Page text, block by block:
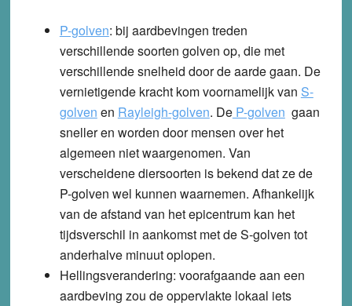
P-golven: bij aardbevingen treden
verschillende soorten golven op, die met
verschillende snelheid door de aarde gaan. De
vernietigende kracht kom voornamelijk van S-
golven en Rayleigh-golven. DeP-golven gaan
sneller en worden door mensen over het
algemeen niet waargenomen. Van
verscheidene diersoorten is bekend dat ze de
P-golven wel kunnen waarnemen. Afhankelijk
van de afstand van het epicentrum kan het
tijdsverschil in aankomst met de S-golven tot
anderhalve minuut oplopen.
Hellingsverandering: voorafgaande aan een
aardbeving zou de oppervlakte lokaal iets